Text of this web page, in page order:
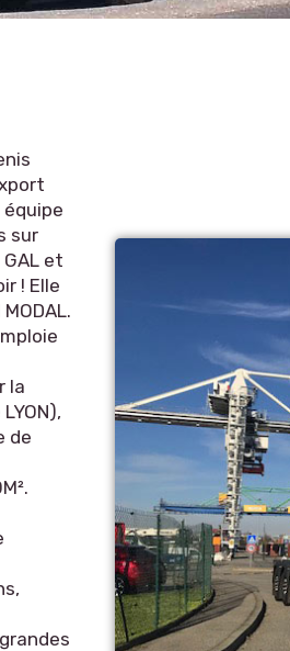
équipe
sur
GAL et
! Elle
la
de